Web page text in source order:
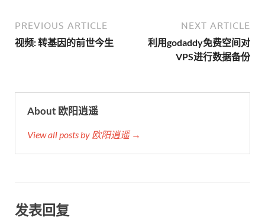
PREVIOUS ARTICLE
视频: 转基因的前世今生
NEXT ARTICLE
利用godaddy免费空间对
VPS进行数据备份
About 欧阳逍遥
View all posts by 欧阳逍遥 →
发表回复